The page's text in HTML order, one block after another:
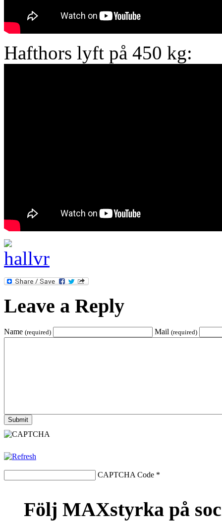
Hafthors lyft på 450 kg:
Leave a Reply
Name (required) Mail (required)
CAPTCHA Code *
Följ MAXstyrka på